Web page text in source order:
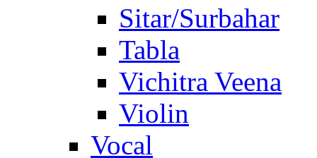
Sitar/Surbahar
Tabla
Vichitra Veena
Violin
Vocal